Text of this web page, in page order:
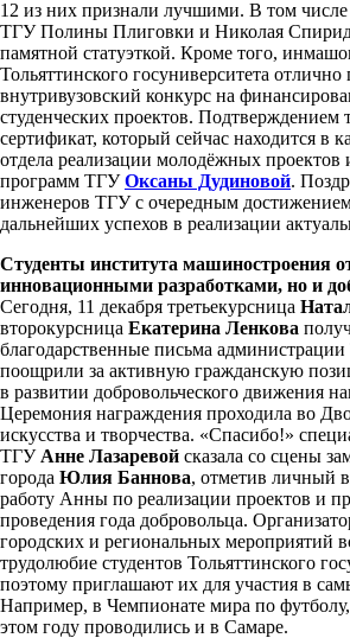
12 из них признали лучшими. В том
ТГУ Полины Плиговки и Николая
памятной статуэткой. Кроме того,
Тольяттинского госуниверситета отлично
внутривузовский конкурс на
студенческих проектов. Подтверждением
сертификат, который сейчас находится в
отдела реализации молодёжных проектов
программ ТГУОксаны Дудиновой.
инженеров ТГУ с очередным
дальнейших успехов в реализации
Студенты института машиностроения
инновационными разработками, но и
Сегодня, 11 декабря третьекурсница
второкурсница Екатерина Ленкова
благодарственные письма
поощрили за активную гражданскую
в развитии добровольческого движения
Церемония награждения проходила во
искусства и творчества. «Спасибо!»
ТГУ Анне Лазаревой сказала со сцены
города Юлия Баннова, отметив личный
работу Анны по реализации проектов и
проведения года добровольца.
городских и региональных мероприятий
трудолюбие студентов Тольяттинского
поэтому приглашают их для участия в
Например, в Чемпионате мира по
этом году проводились и в Самаре.